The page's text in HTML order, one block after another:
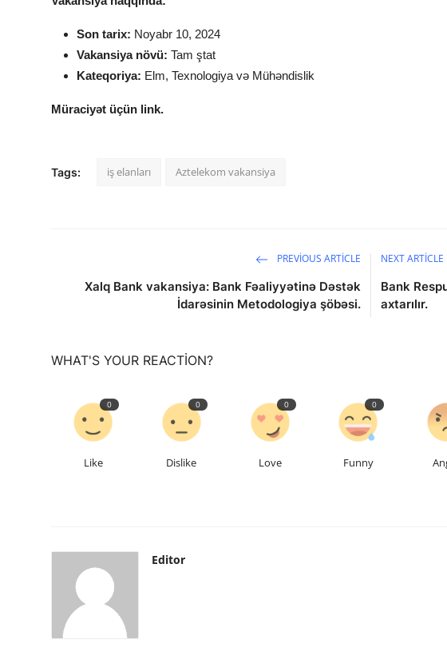
Son tarix: Noyabr 10, 2024
Vakansiya növü: Tam ştat
Kateqoriya: Elm, Texnologiya və Mühəndislik
Müraciyət üçün link.
Tags: iş elanları Aztelekom vakansiya
PREVIOUS ARTICLE
Xalq Bank vakansiya: Bank Fəaliyyətinə Dəstək
İdarəsinin Metodologiya şöbəsi.
NEXT ARTICLE
Bank
axtarılır.
WHAT'S YOUR REACTION?
0
Like
0
Dislike
0
Love
0
Funny
Editor